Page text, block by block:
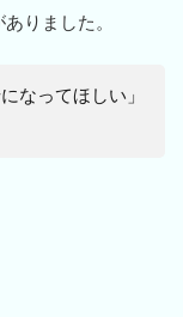
りました。
なってほしい」